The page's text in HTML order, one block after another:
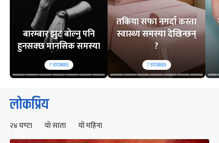
बारम्बार झुट बोल्नु पनि
हुनसक्छ मानसिक समस्या
7STORIES
तकिया सफा नगर्दा कस्ता
स्वास्थ्य समस्या देखिन्छन्
?
7STORIES
लोकप्रिय
२४ घण्टा यो साता यो महिना